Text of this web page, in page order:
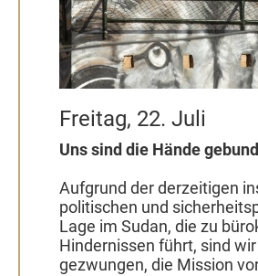
Freitag, 22. Juli
Uns sind die Hände
Aufgrund der derzeitigen
politischen und
Lage im Sudan, die zu
Hindernissen führt, sind
gezwungen, die Mission